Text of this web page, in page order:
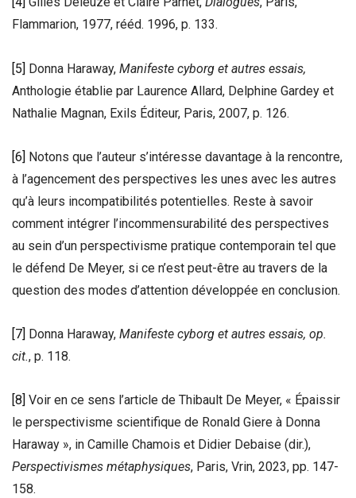
Flammarion, 1977, rééd. 1996, p. 133.
[5] Donna Haraway, Manifeste cyborg et autres essais,
Anthologie établie par Laurence Allard, Delphine Gardey et
Nathalie Magnan, Exils Éditeur, Paris, 2007, p. 126.
[6] Notons que l’auteur s’intéresse davantage à la rencontre,
à l’agencement des perspectives les unes avec les autres
qu’à leurs incompatibilités potentielles. Reste à savoir
comment intégrer l’incommensurabilité des perspectives
au sein d’un perspectivisme pratique contemporain tel que
le défend De Meyer, si ce n’est peut-être au travers de la
question des modes d’attention développée en conclusion.
[7] Donna Haraway, Manifeste cyborg et autres essais, op.
cit., p. 118.
[8] Voir en ce sens l’article de Thibault De Meyer, « Épaissir
le perspectivisme scientifique de Ronald Giere à Donna
Haraway », in Camille Chamois et Didier Debaise (dir.),
Perspectivismes métaphysiques, Paris, Vrin, 2023, pp. 147-
158.